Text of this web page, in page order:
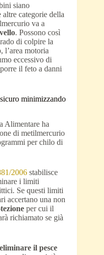
siano
categorie della
va a
. Possono così
di colpire la
l’area motoria
eccessivo di
il feto a danni
minimizzando
Alimentare ha
di metilmercurio
per chilo di
2006 stabilisce
i limiti
Se questi limiti
accertano una non
per cui il
richiamato se già
il pesce